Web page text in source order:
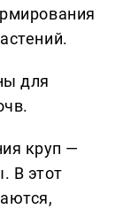
для
круп —
В этот